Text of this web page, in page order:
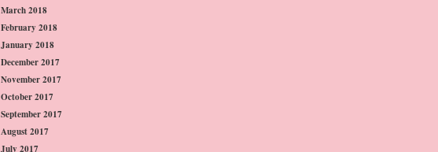
March 2018
February 2018
January 2018
December 2017
November 2017
October 2017
September 2017
August 2017
July 2017